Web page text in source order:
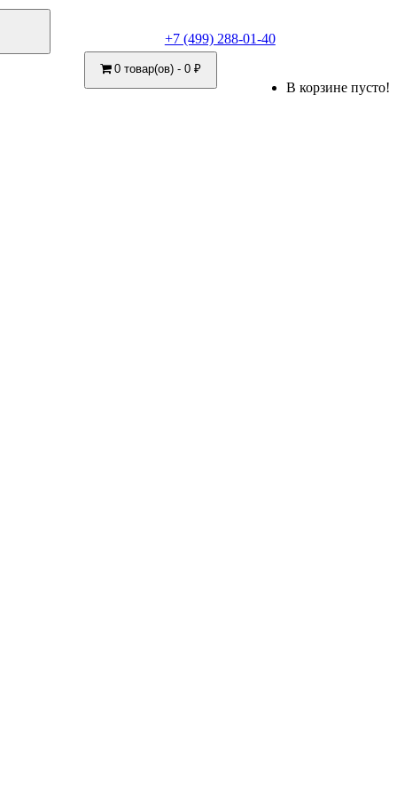
+7 (499) 288-01-40
0 товар(ов) - 0 ₽
В корзине пусто!